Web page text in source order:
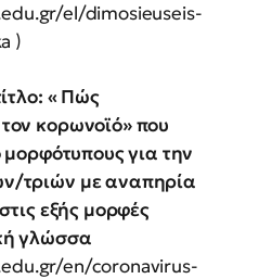
el/dimosieuseis-
)
« Πώς
κορωνοϊό» που
μορφότυπους για την
τριών με αναπηρία
εξής μορφές
γλώσσα
en/coronavirus-